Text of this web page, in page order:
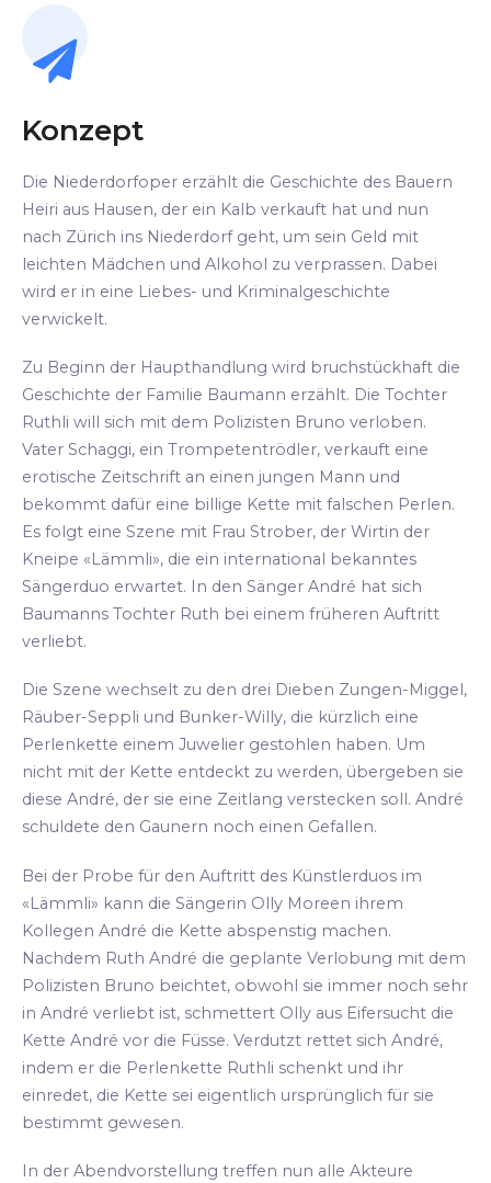
Konzept
Die Niederdorfoper erzählt die Geschichte des Bauern
Heiri aus Hausen, der ein Kalb verkauft hat und nun
nach Zürich ins Niederdorf geht, um sein Geld mit
leichten Mädchen und Alkohol zu verprassen. Dabei
wird er in eine Liebes- und Kriminalgeschichte
verwickelt.
Zu Beginn der Haupthandlung wird bruchstückhaft die
Geschichte der Familie Baumann erzählt. Die Tochter
Ruthli will sich mit dem Polizisten Bruno verloben.
Vater Schaggi, ein Trompetentrödler, verkauft eine
erotische Zeitschrift an einen jungen Mann und
bekommt dafür eine billige Kette mit falschen Perlen.
Es folgt eine Szene mit Frau Strober, der Wirtin der
Kneipe «Lämmli», die ein international bekanntes
Sängerduo erwartet. In den Sänger André hat sich
Baumanns Tochter Ruth bei einem früheren Auftritt
verliebt.
Die Szene wechselt zu den drei Dieben Zungen-Miggel,
Räuber-Seppli und Bunker-Willy, die kürzlich eine
Perlenkette einem Juwelier gestohlen haben. Um
nicht mit der Kette entdeckt zu werden, übergeben sie
diese André, der sie eine Zeitlang verstecken soll. André
schuldete den Gaunern noch einen Gefallen.
Bei der Probe für den Auftritt des Künstlerduos im
«Lämmli» kann die Sängerin Olly Moreen ihrem
Kollegen André die Kette abspenstig machen.
Nachdem Ruth André die geplante Verlobung mit dem
Polizisten Bruno beichtet, obwohl sie immer noch sehr
in André verliebt ist, schmettert Olly aus Eifersucht die
Kette André vor die Füsse. Verdutzt rettet sich André,
indem er die Perlenkette Ruthli schenkt und ihr
einredet, die Kette sei eigentlich ursprünglich für sie
bestimmt gewesen.
In der Abendvorstellung treffen nun alle Akteure